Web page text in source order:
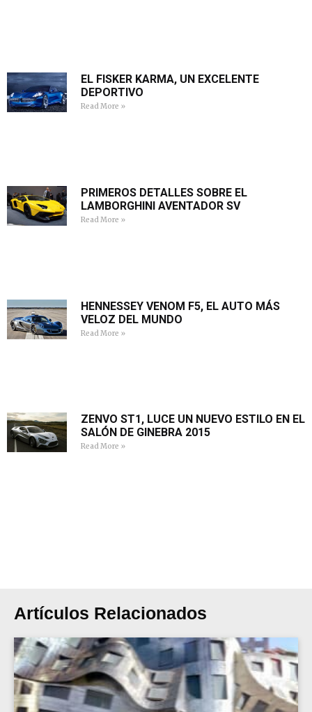
EL FISKER KARMA, UN EXCELENTE
DEPORTIVO
Read More »
PRIMEROS DETALLES SOBRE EL
LAMBORGHINI AVENTADOR SV
Read More »
HENNESSEY VENOM F5, EL AUTO MÁS
VELOZ DEL MUNDO
Read More »
ZENVO ST1, LUCE UN NUEVO ESTILO EN EL
SALÓN DE GINEBRA 2015
Read More »
Artículos Relacionados